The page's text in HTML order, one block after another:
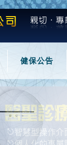
健保公告